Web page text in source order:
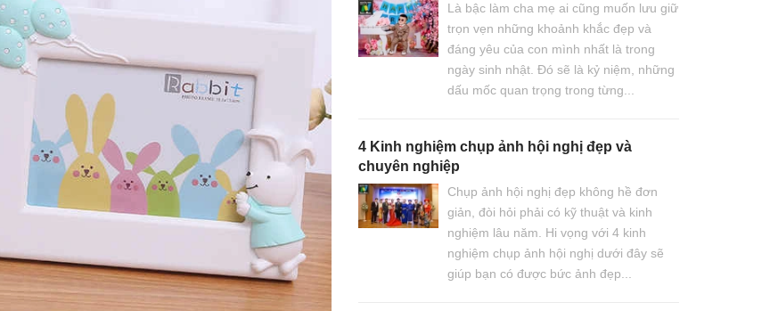
Là bậc làm cha mẹ ai cũng muốn lưu giữ
trọn vẹn những khoảnh khắc đẹp và
đáng yêu của con mình nhất là trong
ngày sinh nhật. Đó sẽ là kỷ niệm, những
dấu mốc quan trọng trong từng...
4 Kinh nghiệm chụp ảnh hội nghị đẹp và
chuyên nghiệp
Chụp ảnh hội nghị đẹp không hề đơn
giản, đòi hỏi phải có kỹ thuật và kinh
nghiệm lâu năm. Hi vọng với 4 kinh
nghiệm chụp ảnh hội nghị dưới đây sẽ
giúp bạn có được bức ảnh đẹp...